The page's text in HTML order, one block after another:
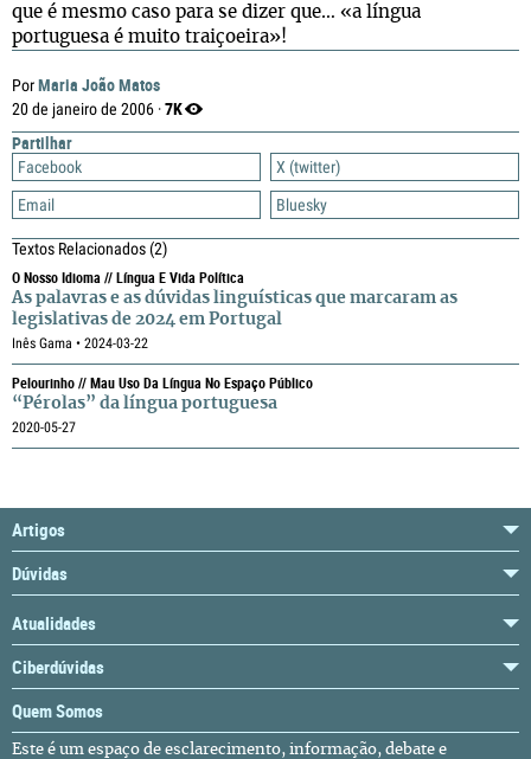
PorMaria João Matos
20 de janeiro de 2006 ·7K
Partilhar
Facebook
X (twitter)
Email
Bluesky
Textos Relacionados(2)
O Nosso Idioma // Língua E Vida Política
As palavras e as dúvidas linguísticas que marcaram as
legislativas de 2024 em Portugal
Inês Gama • 2024-03-22
Pelourinho // Mau Uso Da Língua No Espaço Público
“Pérolas” da língua portuguesa
2020-05-27
que é mesmo caso para se dizer que… «a língua
portuguesa é muito traiçoeira»!
Artigos
Dúvidas
Atualidades
Ciberdúvidas
Quem Somos
Este é um espaço de esclarecimento, informação, debate e